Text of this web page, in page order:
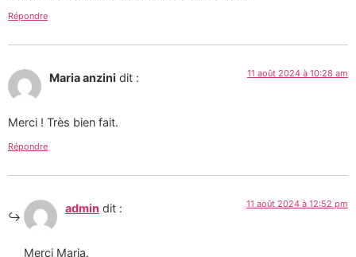
Répondre
Maria anzini dit : 11 août 2024 à 10:28 am
Merci ! Très bien fait.
Répondre
admin dit : 11 août 2024 à 12:52 pm
Merci Maria.